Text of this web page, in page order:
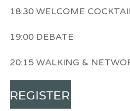
18:30 WELCOME
19:00 DEBATE
20:15 WALKING &